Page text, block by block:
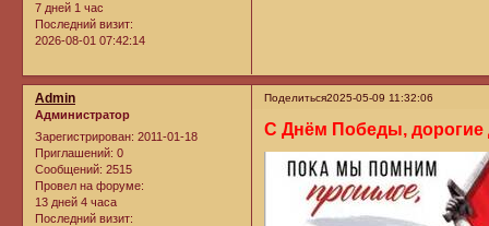
7 дней 1 час
Последний визит:
2026-08-01 07:42:14
Поделиться2025-05-09 11:32:06
Admin
Администратор
Зарегистрирован: 2011-01-18
Приглашений: 0
Сообщений: 2515
Провел на форуме:
13 дней 4 часа
Последний визит:
С Днём Победы, дорогие